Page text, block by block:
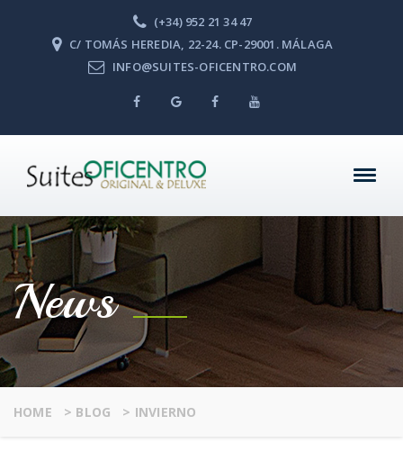
(+34) 952 21 34 47
C/ TOMÁS HEREDIA, 22-24. CP-29001. MÁLAGA
INFO@SUITES-OFICENTRO.COM
News
HOME > BLOG > INVIERNO